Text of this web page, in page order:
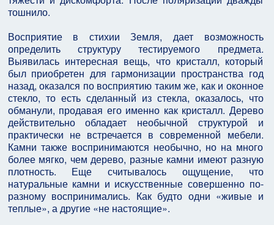
тошнило.
Восприятие в стихии Земля, дает возможность
определить структуру тестируемого предмета.
Выявилась интересная вещь, что кристалл, который
был приобретен для гармонизации пространства год
назад, оказался по восприятию таким же, как и оконное
стекло, то есть сделанный из стекла, оказалось, что
обманули, продавая его именно как кристалл. Дерево
действительно обладает необычной структурой и
практически не встречается в современной мебели.
Камни также воспринимаются необычно, но на много
более мягко, чем дерево, разные камни имеют разную
плотность. Еще считывалось ощущение, что
натуральные камни и искусственные совершенно по-
разному воспринимались. Как будто одни «живые и
теплые», а другие «не настоящие».